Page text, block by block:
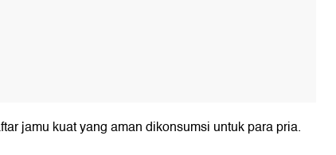
jamu kuat yang aman dikonsumsi untuk para pria.